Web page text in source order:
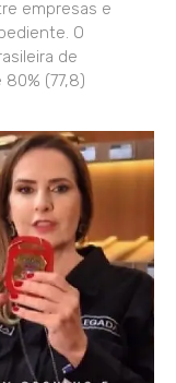
empresas e
O
de
(77,8)